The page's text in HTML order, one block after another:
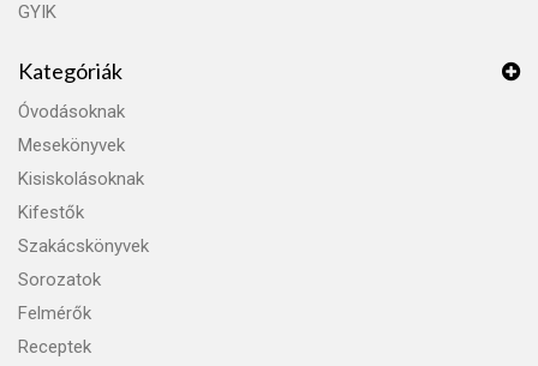
GYIK
Kategóriák
Óvodásoknak
Mesekönyvek
Kisiskolásoknak
Kifestők
Szakácskönyvek
Sorozatok
Felmérők
Receptek